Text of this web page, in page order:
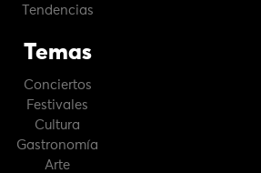
Tendencias
Temas
Conciertos
Festivales
Cultura
Gastronomía
Arte